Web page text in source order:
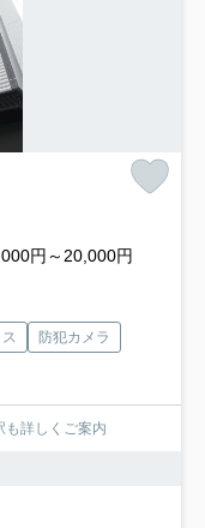
円～20,000円
防犯カメラ
も詳しくご案内